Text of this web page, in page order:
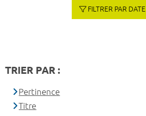
FILTRER PAR DATE
TRIER PAR :
Pertinence
Titre